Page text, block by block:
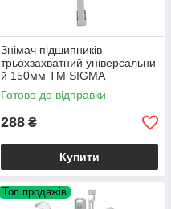
Знімач підшипників
трьохзахватний універсальни
й 150мм ТМ SIGMA
Готово до відправки
288 ₴
Купити
Топ продажів